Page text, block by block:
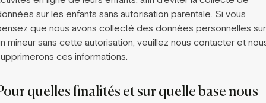
sur les enfants sans autorisation parentale. Si vous
que nous avons collecté des données personnelles sur
mineur sans cette autorisation, veuillez nous contacter et
ces informations.
quelles finalités et sur quelle base nous